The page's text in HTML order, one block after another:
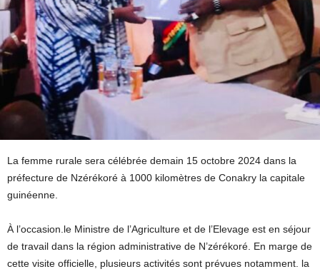
La femme rurale sera célébrée demain 15 octobre 2024 dans la
préfecture de Nzérékoré à 1000 kilomètres de Conakry la capitale
guinéenne.
À l’occasion.le Ministre de l’Agriculture et de l’Elevage est en séjour
de travail dans la région administrative de N’zérékoré. En marge de
cette visite officielle, plusieurs activités sont prévues notamment. la